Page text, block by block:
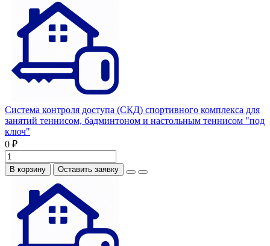
Система контроля доступа (СКД) спортивного комплекса для
занятий теннисом, бадминтоном и настольным теннисом "под
ключ"
0 ₽
В корзину Оставить заявку